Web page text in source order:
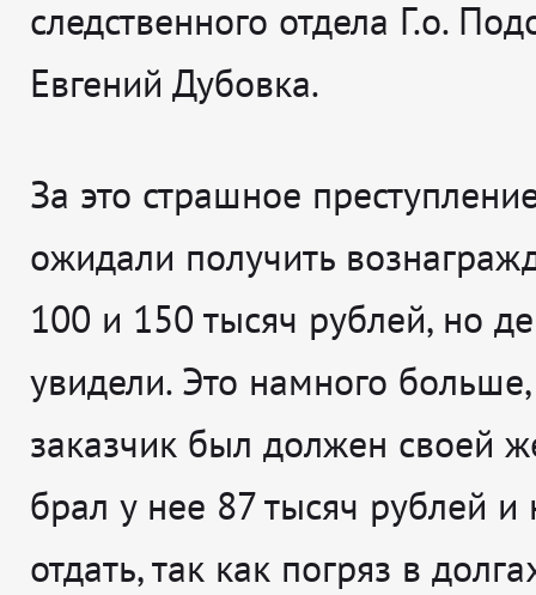
следственного отдела Г.о.
Евгений Дубовка.
За это страшное
ожидали получить
100 и 150 тысяч рублей, но
увидели. Это намного
заказчик был должен своей
брал у нее 87 тысяч рублей и
отдать, так как погряз в